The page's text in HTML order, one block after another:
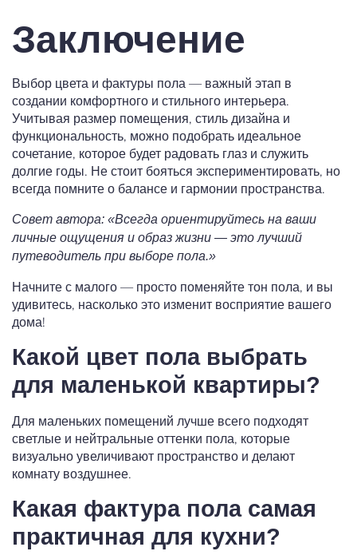
Заключение
Выбор цвета и фактуры пола — важный этап в
создании комфортного и стильного интерьера.
Учитывая размер помещения, стиль дизайна и
функциональность, можно подобрать идеальное
сочетание, которое будет радовать глаз и служить
долгие годы. Не стоит бояться экспериментировать, но
всегда помните о балансе и гармонии пространства.
Совет автора: «Всегда ориентируйтесь на ваши
личные ощущения и образ жизни — это лучший
путеводитель при выборе пола.»
Начните с малого — просто поменяйте тон пола, и вы
удивитесь, насколько это изменит восприятие вашего
дома!
Какой цвет пола выбрать
для маленькой квартиры?
Для маленьких помещений лучше всего подходят
светлые и нейтральные оттенки пола, которые
визуально увеличивают пространство и делают
комнату воздушнее.
Какая фактура пола самая
практичная для кухни?